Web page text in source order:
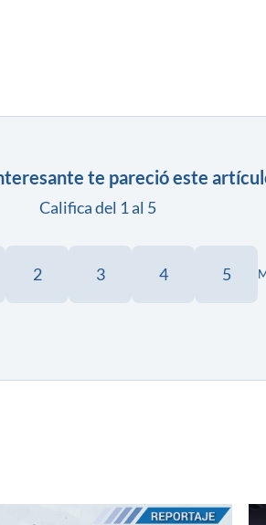
te pareció este
Califica del 1 al 5
2 3 4 5